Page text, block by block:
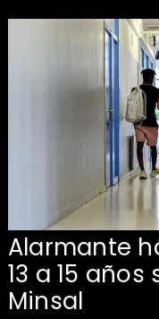
Alarmante
13 a 15
Minsal